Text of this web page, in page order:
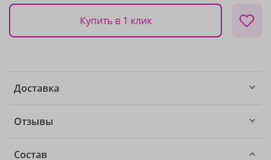
Купить в 1 клик
Доставка
Отзывы
Состав